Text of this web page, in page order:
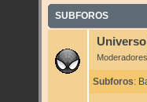
SUBFOROS
Subforos: